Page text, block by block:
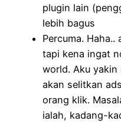
plugin lain
lebih bagus
Percuma. Haha..
tapi kena ingat
world. Aku
akan selitkan
orang klik.
ialah, kadang-